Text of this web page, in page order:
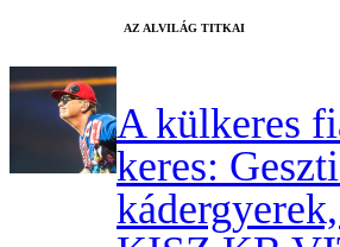
AZ ALVILÁG TITKAI
A külkeres
keres: